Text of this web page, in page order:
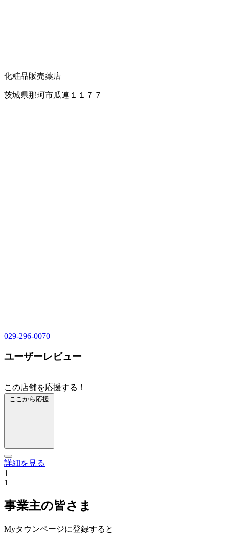
化粧品販売薬店
茨城県那珂市瓜連１１７７
029-296-0070
ユーザーレビュー
この店舗を応援する！
ここから応援
詳細を見る
1
1
事業主の皆さま
Myタウンページに登録すると